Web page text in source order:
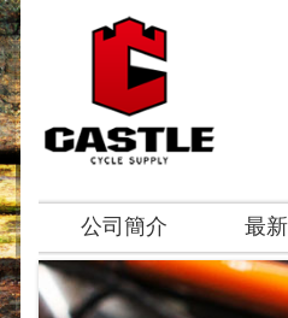
公司簡介 最